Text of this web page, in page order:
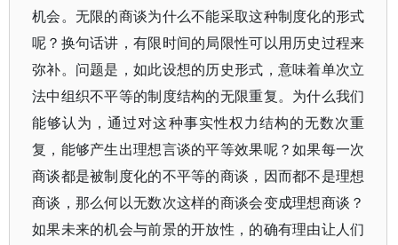
机会。无限的商谈为什么不能采取这种制度化的形式
呢？换句话讲，有限时间的局限性可以用历史过程来
弥补。问题是，如此设想的历史形式，意味着单次立
法中组织不平等的制度结构的无限重复。为什么我们
能够认为，通过对这种事实性权力结构的无数次重
复，能够产生出理想言谈的平等效果呢？如果每一次
商谈都是被制度化的不平等的商谈，因而都不是理想
商谈，那么何以无数次这样的商谈会变成理想商谈？
如果未来的机会与前景的开放性，的确有理由让人们